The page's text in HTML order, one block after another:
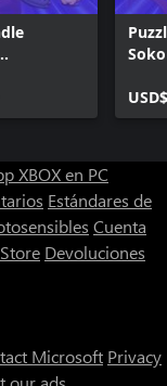
XBOX en PC
Estándares de
Cuenta
Devoluciones
Microsoft Privacy